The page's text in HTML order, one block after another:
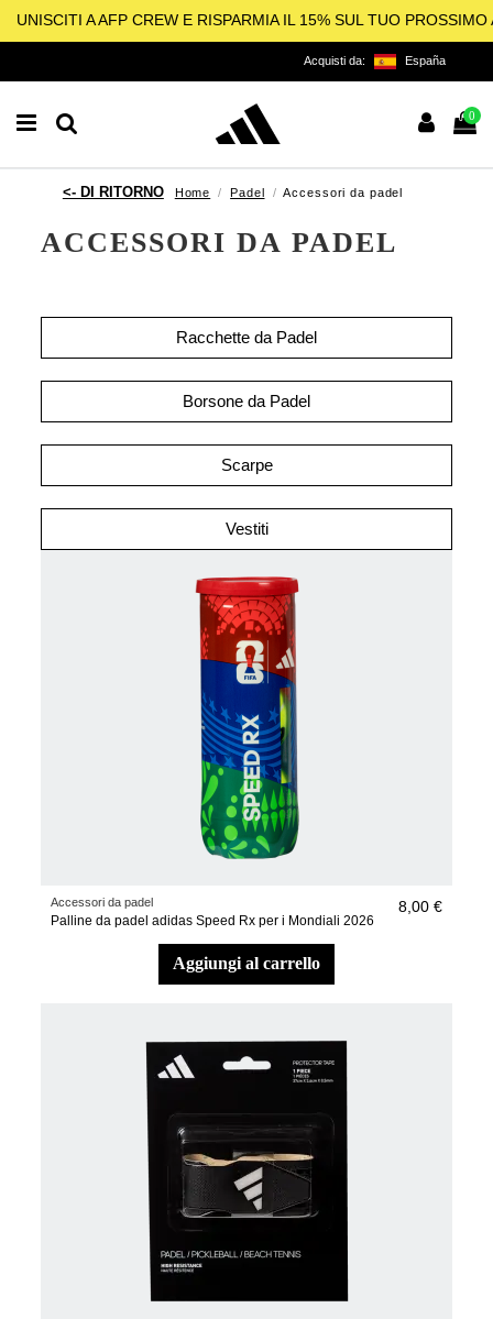
UNISCITI A AFP CREW E RISPARMIA IL 15% SUL TUO PROSSIMO
Acquisti da: España
0
Home Padel Accessori da padel
ACCESSORI DA PADEL
Racchette da Padel
Borsone da Padel
Scarpe
Vestiti
Accessori da padel
Palline da padel adidas Speed Rx per i Mondiali 2026
8,00 €
aggiungi al carrello